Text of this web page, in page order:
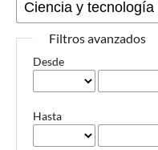
Filtros avanzados
Desde
Hasta